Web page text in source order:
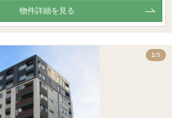
物件詳細を見る
1/5